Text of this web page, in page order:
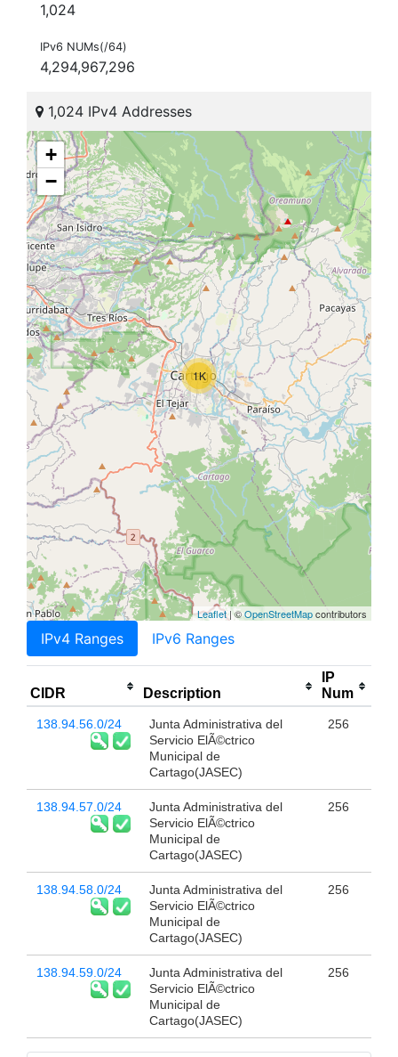
1,024
IPv6 NUMs(/64)
4,294,967,296
1,024 IPv4 Addresses
1K
+
−
Leaflet| ©OpenStreetMapcontributors
IPv4 Ranges IPv6 Ranges
CIDR Description
IP
Num
138.94.56.0/24
Junta Administrativa del
Servicio ElÃ©ctrico
Municipal de
Cartago(JASEC)
256
138.94.57.0/24
Junta Administrativa del
Servicio ElÃ©ctrico
Municipal de
Cartago(JASEC)
256
138.94.58.0/24
Junta Administrativa del
Servicio ElÃ©ctrico
Municipal de
Cartago(JASEC)
256
138.94.59.0/24
Junta Administrativa del
Servicio ElÃ©ctrico
Municipal de
Cartago(JASEC)
256